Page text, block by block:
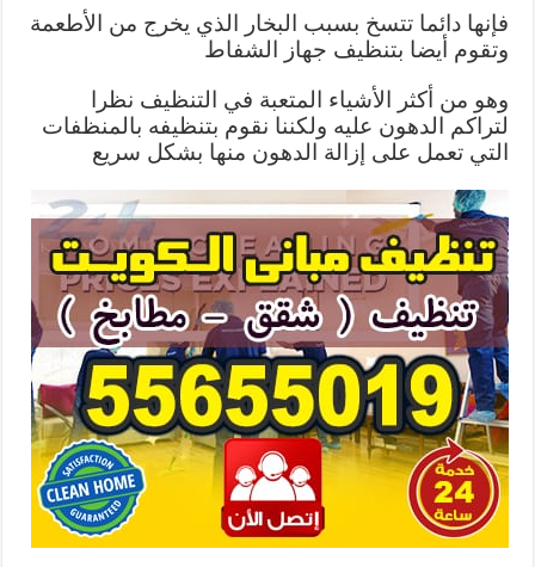
فإنها دائما تتسخ بسبب البخار الذي يخرج من الأطعمة
وتقوم أيضا بتنظيف جهاز الشفاط
وهو من أكثر الأشياء المتعبة في التنظيف نظرا
لتراكم الدهون عليه ولكننا نقوم بتنظيفه بالمنظفات
التي تعمل على إزالة الدهون منها بشكل سريع